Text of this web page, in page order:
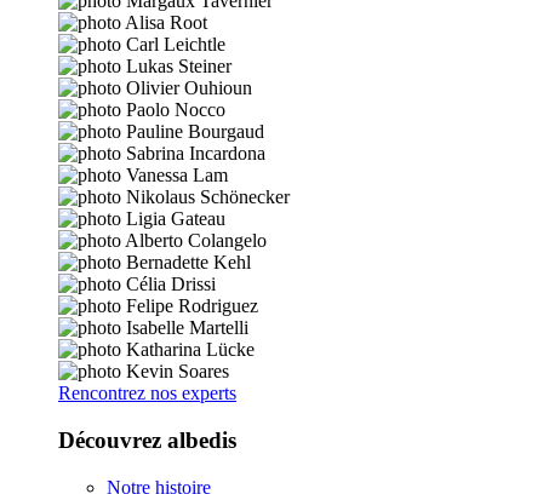
Rencontrez nos experts
Découvrez albedis
Notre histoire